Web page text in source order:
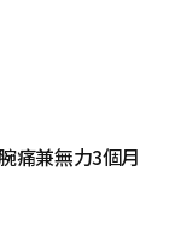
痛兼無力3個月